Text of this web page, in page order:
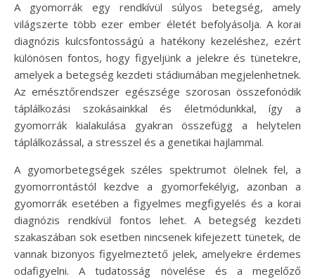
A gyomorrák egy rendkívül súlyos betegség, amely
világszerte több ezer ember életét befolyásolja. A korai
diagnózis kulcsfontosságú a hatékony kezeléshez, ezért
különösen fontos, hogy figyeljünk a jelekre és tünetekre,
amelyek a betegség kezdeti stádiumában megjelenhetnek.
Az emésztőrendszer egészsége szorosan összefonódik
táplálkozási szokásainkkal és életmódunkkal, így a
gyomorrák kialakulása gyakran összefügg a helytelen
táplálkozással, a stresszel és a genetikai hajlammal.
A gyomorbetegségek széles spektrumot ölelnek fel, a
gyomorrontástól kezdve a gyomorfekélyig, azonban a
gyomorrák esetében a figyelmes megfigyelés és a korai
diagnózis rendkívül fontos lehet. A betegség kezdeti
szakaszában sok esetben nincsenek kifejezett tünetek, de
vannak bizonyos figyelmeztető jelek, amelyekre érdemes
odafigyelni. A tudatosság növelése és a megelőző